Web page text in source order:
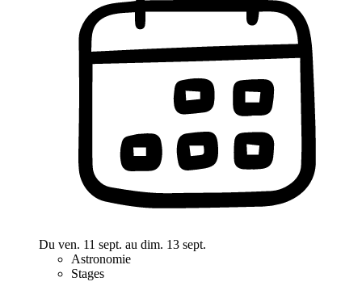
Du ven. 11 sept. au dim. 13 sept.
Astronomie
Stages